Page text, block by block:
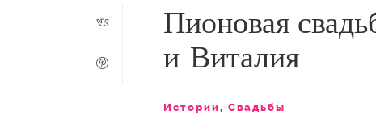
Пионовая
и Виталия
Истории, Свадьбы